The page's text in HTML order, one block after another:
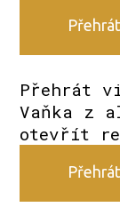
Přehrát
Vaňka z
otevřít